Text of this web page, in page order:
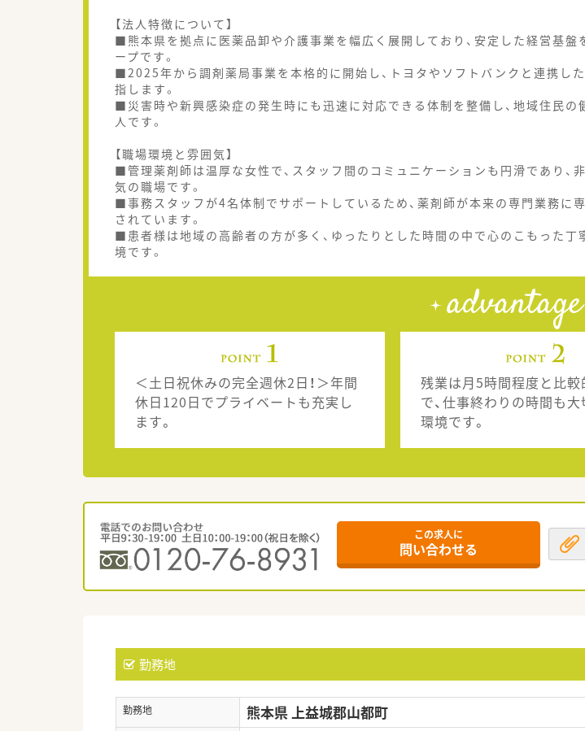
【法人特徴について】
■熊本県を拠点に医薬品卸や介護事業を幅広く展開しており、安定した経営基盤
ープです。
■2025年から調剤薬局事業を本格的に開始し、トヨタやソフトバンクと連携し
指します。
■災害時や新興感染症の発生時にも迅速に対応できる体制を整備し、地域住民の
人です。
【職場環境と雰囲気】
■管理薬剤師は温厚な女性で、スタッフ間のコミュニケーションも円滑であり、
気の職場です。
■事務スタッフが4名体制でサポートしているため、薬剤師が本来の専門業務に
されています。
■患者様は地域の高齢者の方が多く、ゆったりとした時間の中で心のこもった丁
境です。
advantage
＜土日祝休みの完全週休2日！＞年間
休日120日でプライベートも充実し
ます。
残業は月5時間程度と比較
で、仕事終わりの時間も
環境です。
この求人に
問い合わせる
勤務地
勤務地 熊本県 上益城郡山都町